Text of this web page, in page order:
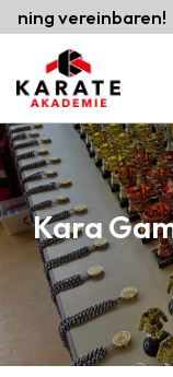
Zum
Inhalt
springen
vereinbaren!
Kara